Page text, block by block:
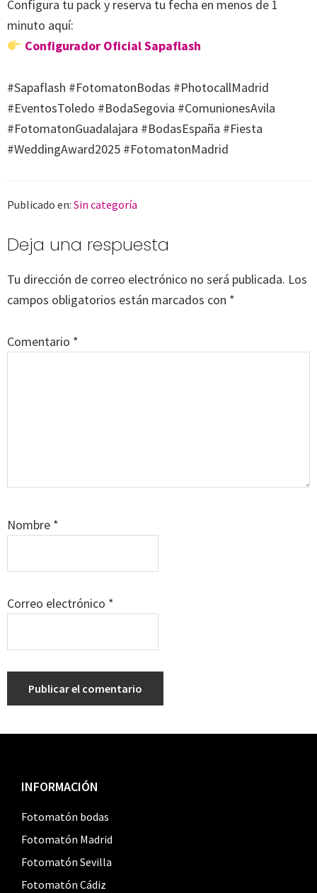
Configura tu pack y reserva tu fecha en menos de 1
minuto aquí:
Configurador Oficial Sapaflash
#Sapaflash #FotomatonBodas #PhotocallMadrid
#EventosToledo #BodaSegovia #ComunionesAvila
#FotomatonGuadalajara #BodasEspaña #Fiesta
#WeddingAward2025 #FotomatonMadrid
Publicado en: Sin categoría
con
los
lectores
Deja una respuesta
Tu dirección de correo electrónico no será publicada. Los
campos obligatorios están marcados con *
Comentario *
Nombre *
Correo electrónico *
Footer
INFORMACIÓN
Fotomatón bodas
Fotomatón Madrid
Fotomatón Sevilla
Fotomatón Cádiz